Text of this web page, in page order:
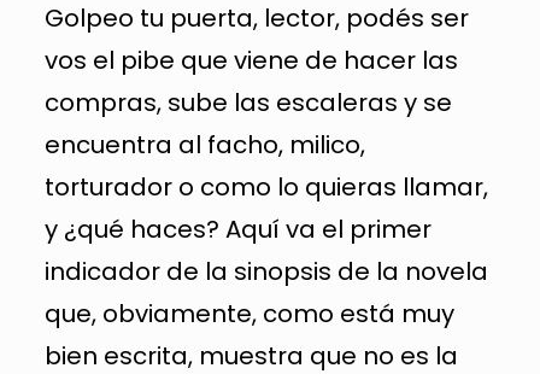
Golpeo tu puerta, lector, podés ser
vos el pibe que viene de hacer las
compras, sube las escaleras y se
encuentra al facho, milico,
torturador o como lo quieras llamar,
y ¿qué haces? Aquí va el primer
indicador de la sinopsis de la novela
que, obviamente, como está muy
bien escrita, muestra que no es la